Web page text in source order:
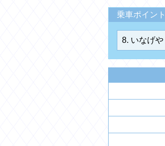
乗車ポイント